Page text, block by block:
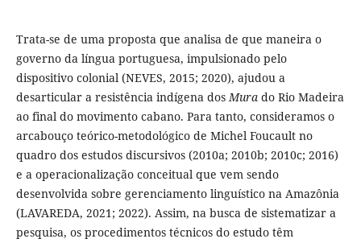
Trata-se de uma proposta que analisa de que maneira o
governo da língua portuguesa, impulsionado pelo
dispositivo colonial (NEVES, 2015; 2020), ajudou a
desarticular a resistência indígena dosMurado Rio Madeira
ao final do movimento cabano. Para tanto, consideramos o
arcabouço teórico-metodológico de Michel Foucault no
quadro dos estudos discursivos (2010a; 2010b; 2010c; 2016)
e a operacionalização conceitual que vem sendo
desenvolvida sobre gerenciamento linguístico na Amazônia
(LAVAREDA, 2021; 2022). Assim, na busca de sistematizar a
pesquisa, os procedimentos técnicos do estudo têm